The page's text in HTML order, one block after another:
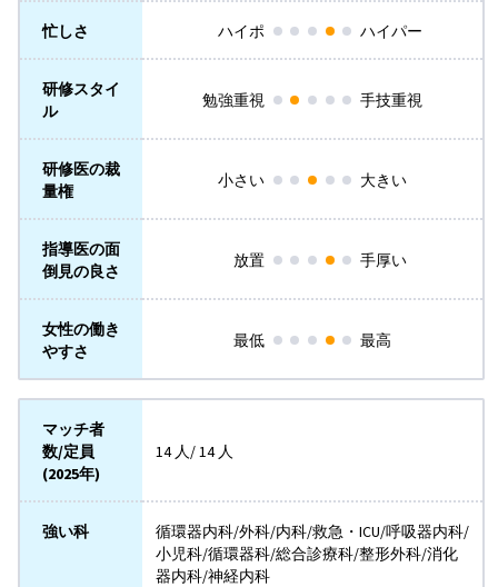
忙しさ ハイポ ハイパー
研修スタイ
ル
勉強重視 手技重視
研修医の裁
量権
小さい 大きい
指導医の面
倒見の良さ
放置 手厚い
女性の働き
やすさ
最低 最高
マッチ者
数/定員
(2025年)
14 人/ 14 人
強い科
循環器内科/外科/内科/救急・ICU/呼吸器内科/
小児科/循環器科/総合診療科/整形外科/消化
器内科/神経内科